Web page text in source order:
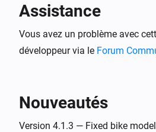
cowboy
Park distance changed
cowboy
Assistance
Vous avez un problème avec
développeur via le Forum
Nouveautés
Version 4.1.3 — Fixed bike